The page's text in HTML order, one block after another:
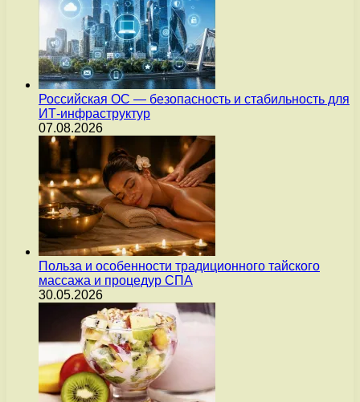
Российская ОС — безопасность и стабильность для
ИТ-инфраструктур
07.08.2026
Польза и особенности традиционного тайского
массажа и процедур СПА
30.05.2026